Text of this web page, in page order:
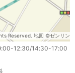
Reserved. 地図 ©ゼンリン
12:30/14:30-17:00